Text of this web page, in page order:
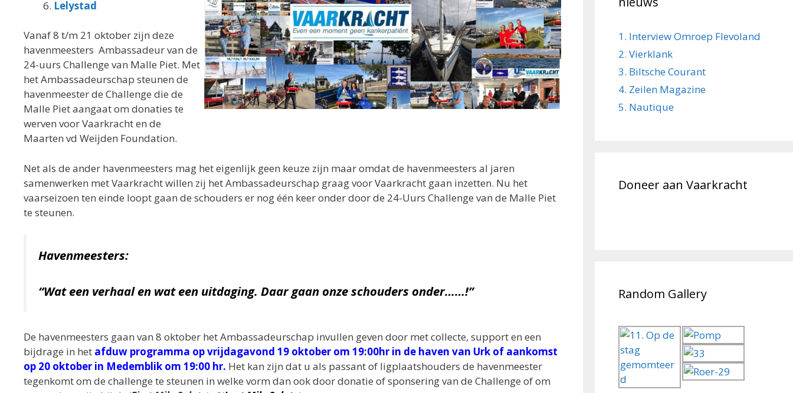
Lelystad
Vanaf 8 t/m 21 oktober zijn deze
havenmeesters Ambassadeur van de
24-uurs Challenge van Malle Piet. Met
het Ambassadeurschap steunen de
havenmeester de Challenge die de
Malle Piet aangaat om donaties te
werven voor Vaarkracht en de
Maarten vd Weijden Foundation.
Net als de ander havenmeesters mag het eigenlijk geen keuze zijn maar omdat de havenmeesters al jaren
samenwerken met Vaarkracht willen zij het Ambassadeurschap graag voor Vaarkracht gaan inzetten. Nu het
vaarseizoen ten einde loopt gaan de schouders er nog één keer onder door de 24-Uurs Challenge van de Malle Piet
te steunen.
Havenmeesters:
“Wat een verhaal en wat een uitdaging. Daar gaan onze schouders onder……!”
De havenmeesters gaan van 8 oktober het Ambassadeurschap invullen geven door met collecte, support en een
bijdrage in het afduw programma op vrijdagavond 19 oktober om 19:00hr in de haven van Urk of aankomst
op 20 oktober in Medemblik om 19:00 hr. Het kan zijn dat u als passant of ligplaatshouders de havenmeester
tegenkomt om de challenge te steunen in welke vorm dan ook door donatie of sponsering van de Challenge of om
1. Interview Omroep Flevoland
2. Vierklank
3. Biltsche Courant
4. Zeilen Magazine
5. Nautique
Doneer aan Vaarkracht
Random Gallery